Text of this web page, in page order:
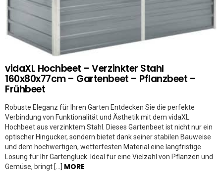
vidaXL Hochbeet – Verzinkter Stahl
160x80x77cm – Gartenbeet – Pflanzbeet –
Frühbeet
Robuste Eleganz für Ihren Garten Entdecken Sie die perfekte
Verbindung von Funktionalität und Ästhetik mit dem vidaXL
Hochbeet aus verzinktem Stahl. Dieses Gartenbeet ist nicht nur ein
optischer Hingucker, sondern bietet dank seiner stabilen Bauweise
und dem hochwertigen, wetterfesten Material eine langfristige
Lösung für Ihr Gartenglück. Ideal für eine Vielzahl von Pflanzen und
Gemüse, bringt […] MORE